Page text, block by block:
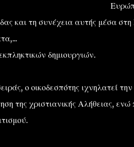
και τη συνέχεια αυτής μέσα
δημιουργιών.
ο οικοδεσπότης ιχνηλατεί
της χριστιανικής Αλήθειας,